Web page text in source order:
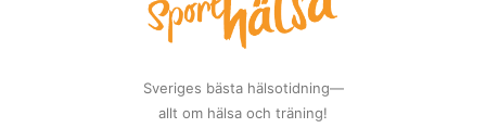
Sveriges bästa hälsotidning—
allt om hälsa och träning!